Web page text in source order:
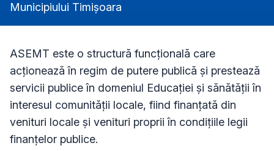
Municipiului Timișoara
ASEMT este o structură funcțională care
acționează în regim de putere publică și prestează
servicii publice în domeniul Educației și sănătății în
interesul comunității locale, fiind finanțată din
venituri locale și venituri proprii în condițiile legii
finanțelor publice.